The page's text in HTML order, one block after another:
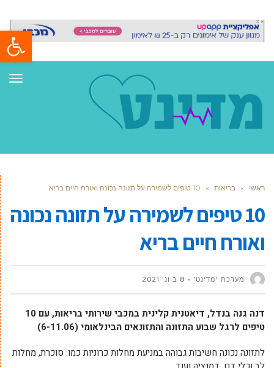
פתח
ראשי » בריאות » 10 טיפים לשמירה על תזונה נכונה ואורח חיים בריא
10 טיפים לשמירה על תזונה נכונה
ואורח חיים בריא
מערכת 'מדינט' 8 ביוני 2021
דנה גנה בנדל, דיאטנית קלינית במכבי שירותי בריאות, עם 10
טיפים לרגל שבוע התזונה והתזונאים הבינלאומי (6-11.06)
לתזונה נכונה חשיבות גבוהה במניעת מחלות כרוניות כמו: סוכרת, מחלות